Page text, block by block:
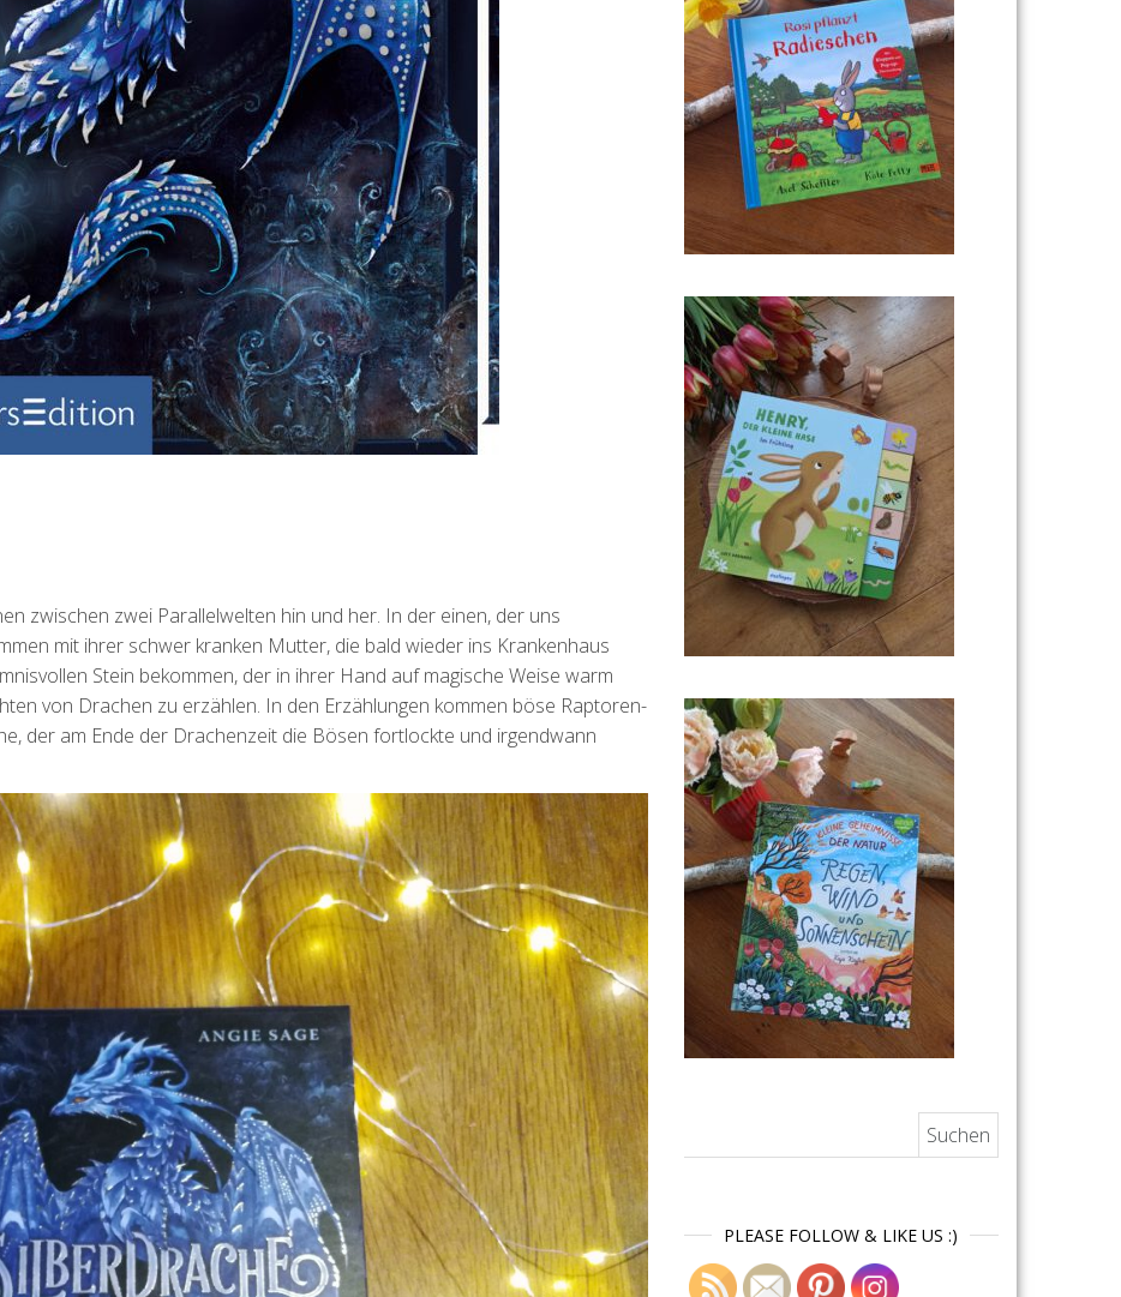
zwischen zwei Parallelwelten hin und her. In der einen, der uns
mit ihrer schwer kranken Mutter, die bald wieder ins Krankenhaus
Stein bekommen, der in ihrer Hand auf magische Weise warm
von Drachen zu erzählen. In den Erzählungen kommen böse Raptoren-
der am Ende der Drachenzeit die Bösen fortlockte und irgendwann
PLEASE FOLLOW & LIKE US :)